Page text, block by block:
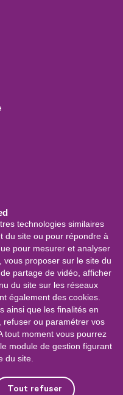
technologies similaires
du site ou pour répondre à
pour mesurer et analyser
vous proposer sur le site du
partage de vidéo, afficher
du site sur les réseaux
également des cookies.
ainsi que les finalités en
refuser ou paramétrer vos
tout moment vous pourrez
module de gestion figurant
du site.
Tout refuser